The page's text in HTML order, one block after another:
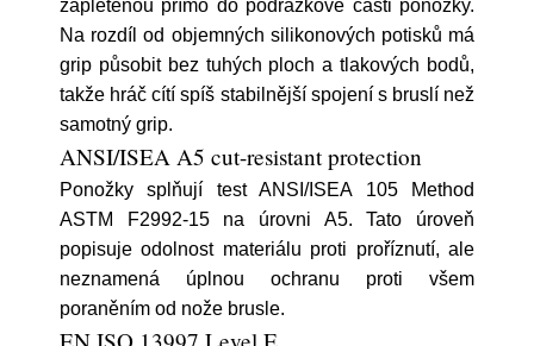
zapletenou přímo do podrážkové části ponožky.
Na rozdíl od objemných silikonových potisků má
grip působit bez tuhých ploch a tlakových bodů,
takže hráč cítí spíš stabilnější spojení s bruslí než
samotný grip.
ANSI/ISEA A5 cut-resistant protection
Ponožky splňují test ANSI/ISEA 105 Method
ASTM F2992-15 na úrovni A5. Tato úroveň
popisuje odolnost materiálu proti proříznutí, ale
neznamená úplnou ochranu proti všem
poraněním od nože brusle.